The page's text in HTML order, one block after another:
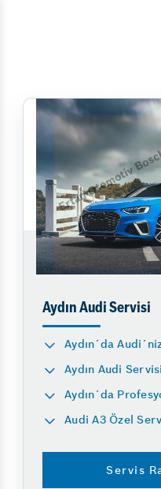
Aydın Audi Servisi
Aydın´da
Aydın Audi
Aydın´da
Audi A3 Özel
Servis